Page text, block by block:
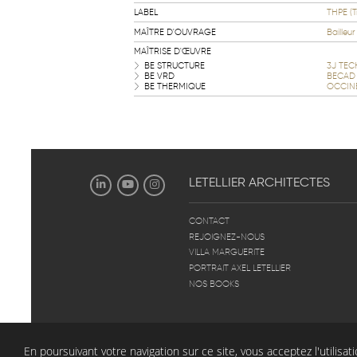
En poursuivant votre navigation sur ce site, vous acceptez
LABEL
THPE
MAÎTRE D'OUVRAGE
MAÎTRISE D'ŒUVRE
BE STRUCTURE
3J
BE VRD
BECAD
BE THERMIQUE
LETELLIER ARCHITECTES
CONTACT
REJOIGNEZ-NOUS
VILLA MARGUERITE
PORTRAIT AXEL LETELLIER
NOS BOOKS
© 2026 Letellier Architectes -Mentions légales- Développement :en2mots- Design : Pascal